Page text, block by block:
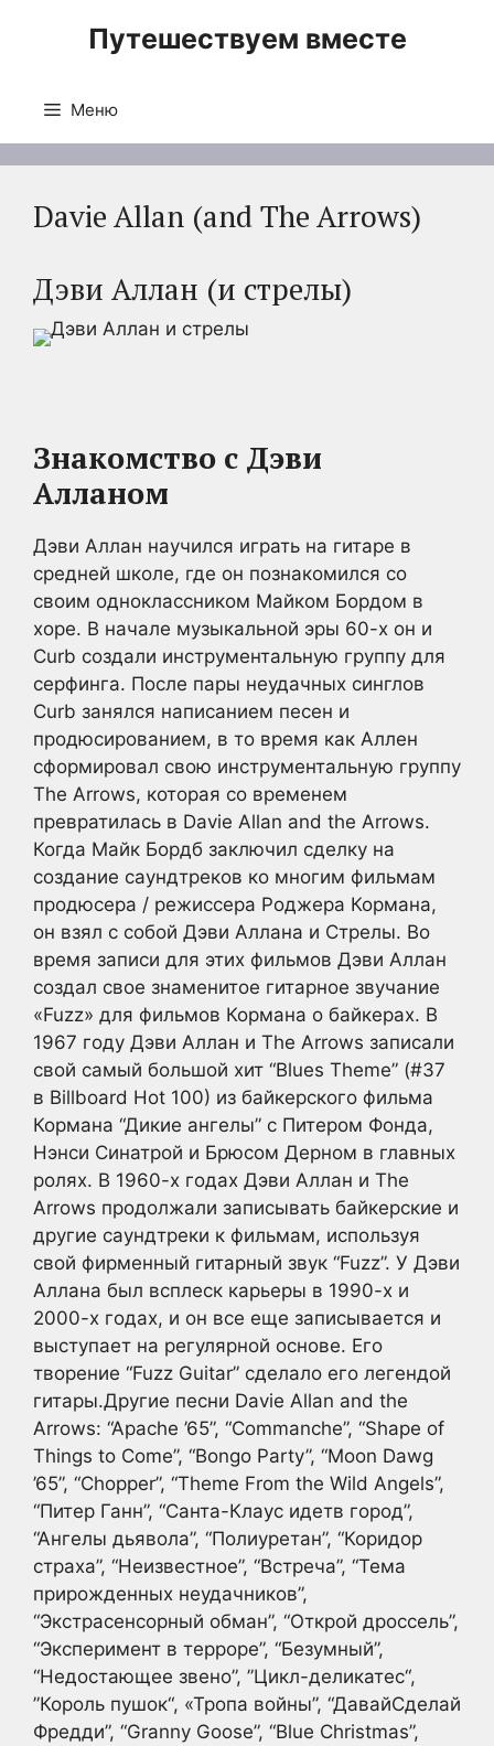
Путешествуем вместе
Меню
Davie Allan (and The Arrows)
Дэви Аллан (и стрелы)
Знакомство с Дэви
Алланом
Дэви Аллан научился играть на гитаре в
средней школе, где он познакомился со
своим одноклассником Майком Бордом в
хоре. В начале музыкальной эры 60-х он и
Curb создали инструментальную группу для
серфинга. После пары неудачных синглов
Curb занялся написанием песен и
продюсированием, в то время как Аллен
сформировал свою инструментальную группу
The Arrows, которая со временем
превратилась в Davie Allan and the Arrows.
Когда Майк Бордб заключил сделку на
создание саундтреков ко многим фильмам
продюсера / режиссера Роджера Кормана,
он взял с собой Дэви Аллана и Стрелы. Во
время записи для этих фильмов Дэви Аллан
создал свое знаменитое гитарное звучание
«Fuzz» для фильмов Кормана о байкерах. В
1967 году Дэви Аллан и The Arrows записали
свой самый большой хит “Blues Theme” (#37
в Billboard Hot 100) из байкерского фильма
Кормана “Дикие ангелы” с Питером Фонда,
Нэнси Синатрой и Брюсом Дерном в главных
ролях. В 1960-х годах Дэви Аллан и The
Arrows продолжали записывать байкерские и
другие саундтреки к фильмам, используя
свой фирменный гитарный звук “Fuzz”. У Дэви
Аллана был всплеск карьеры в 1990-х и
2000-х годах, и он все еще записывается и
выступает на регулярной основе. Его
творение “Fuzz Guitar” сделало его легендой
гитары.Другие песни Davie Allan and the
Arrows: “Apache ’65”, “Commanche”, “Shape of
Things to Come”, “Bongo Party”, “Moon Dawg
’65”, “Chopper”, “Theme From the Wild Angels”,
“Питер Ганн”, “Санта-Клаус идетв город”,
“Ангелы дьявола”, “Полиуретан”, “Коридор
страха”, “Неизвестное”, “Встреча”, “Тема
прирожденных неудачников”,
“Экстрасенсорный обман”, “Открой дроссель”,
“Эксперимент в терроре”, “Безумный”,
“Недостающее звено”, ”Цикл-деликатес“,
”Король пушок“, «Тропа войны”, “ДавайСделай
Фредди”, “Granny Goose”, “Blue Christmas”,